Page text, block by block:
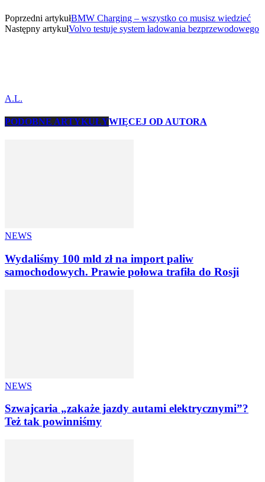
Poprzedni artykułBMW Charging – wszystko co musisz wiedzieć
Następny artykułVolvo testuje system ładowania bezprzewodowego
A.L.
PODOBNE ARTYKUŁYWIĘCEJ OD AUTORA
NEWS
Wydaliśmy 100 mld zł na import paliw
samochodowych. Prawie połowa trafiła do Rosji
NEWS
Szwajcaria „zakaże jazdy autami elektrycznymi”?
Też tak powinniśmy